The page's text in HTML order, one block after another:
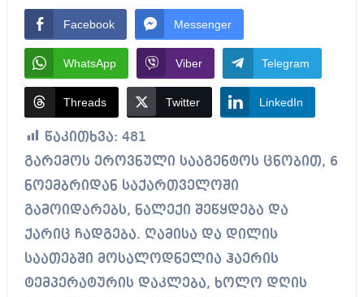
Facebook Messenger
WhatsApp Viber Telegram
Threads Twitter LinkedIn
წაკითხვა: 481
გარემოს ეროვნული სააგენტოს ცნობით, 6
ნოემბრიდან საქართველოში
გამოიდარებს, ნალექი შეწყდება და
ქარიც ჩადგება. ღამისა და დილის
საათებში მოსალოდნელია ჰაერის
ტემპერატურის დაკლება, ხოლო დღის